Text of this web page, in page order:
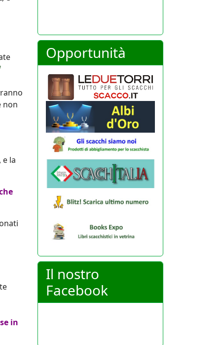
non
la
in
Opportunità
Il nostro
Facebook